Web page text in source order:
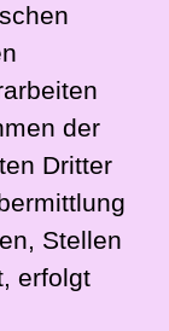
der
Dritter
Stellen
erfolgt